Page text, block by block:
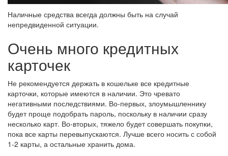
Наличные средства всегда должны быть на случай
непредвиденной ситуации.
Очень много кредитных
карточек
Не рекомендуется держать в кошельке все кредитные
карточки, которые имеются в наличии. Это чревато
негативными последствиями. Во-первых, злоумышленнику
будет проще подобрать пароль, поскольку в наличии сразу
несколько карт. Во-вторых, тяжело будет совершать покупки,
пока все карты перевыпускаются. Лучше всего носить с собой
1-2 карты, а остальные хранить дома.